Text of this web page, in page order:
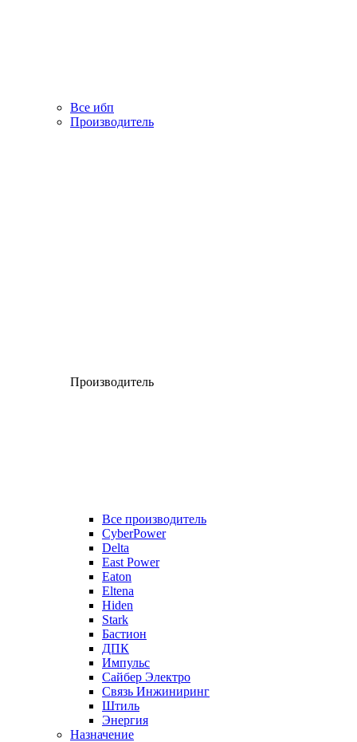
Все ибп
Производитель
Производитель
Все производитель
CyberPower
Delta
East Power
Eaton
Eltena
Hiden
Stark
Бастион
ДПК
Импульс
Сайбер Электро
Связь Инжиниринг
Штиль
Энергия
Назначение